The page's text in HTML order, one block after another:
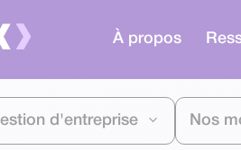
À propos
d'entreprise Nos